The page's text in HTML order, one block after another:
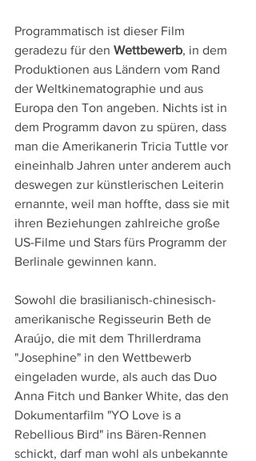
Programmatisch ist dieser Film
geradezu für den Wettbewerb, in dem
Produktionen aus Ländern vom Rand
der Weltkinematographie und aus
Europa den Ton angeben. Nichts ist in
dem Programm davon zu spüren, dass
man die Amerikanerin Tricia Tuttle vor
eineinhalb Jahren unter anderem auch
deswegen zur künstlerischen Leiterin
ernannte, weil man hoffte, dass sie mit
ihren Beziehungen zahlreiche große
US-Filme und Stars fürs Programm der
Berlinale gewinnen kann.
Sowohl die brasilianisch-chinesisch-
amerikanische Regisseurin Beth de
Araújo, die mit dem Thrillerdrama
"Josephine" in den Wettbewerb
eingeladen wurde, als auch das Duo
Anna Fitch und Banker White, das den
Dokumentarfilm "YO Love is a
Rebellious Bird" ins Bären-Rennen
schickt, darf man wohl als unbekannte